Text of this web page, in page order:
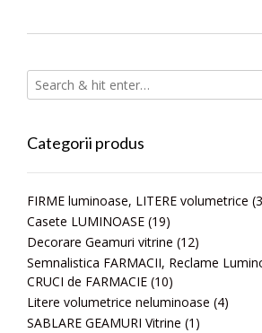
Categorii produs
FIRME luminoase, LITERE volumetrice
Casete LUMINOASE (19)
Decorare Geamuri vitrine (12)
Semnalistica FARMACII, Reclame
CRUCI de FARMACIE (10)
Litere volumetrice neluminoase (4)
SABLARE GEAMURI Vitrine (1)